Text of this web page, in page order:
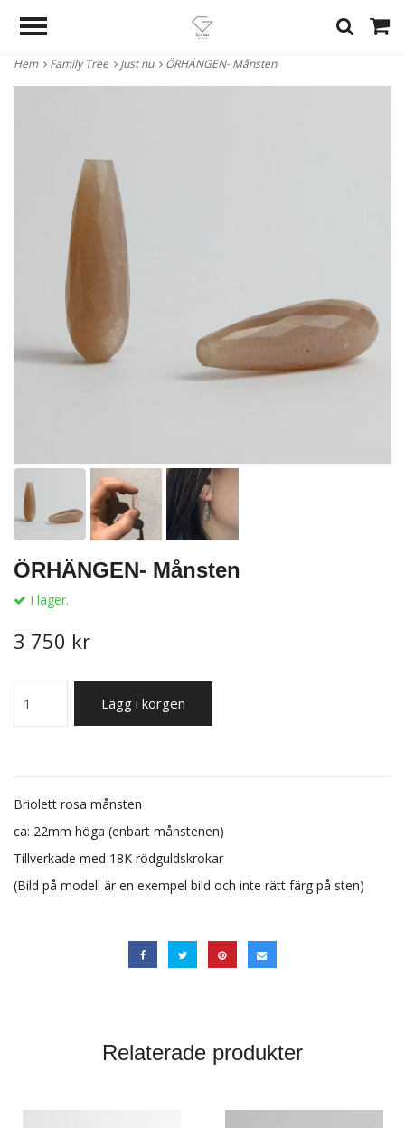
Hem Family Tree Just nu ÖRHÄNGEN- Månsten
ÖRHÄNGEN- Månsten
I lager.
3 750 kr
Lägg i korgen
Briolett rosa månsten
ca: 22mm höga (enbart månstenen)
Tillverkade med 18K rödguldskrokar
(Bild på modell är en exempel bild och inte rätt färg på sten)
Relaterade produkter